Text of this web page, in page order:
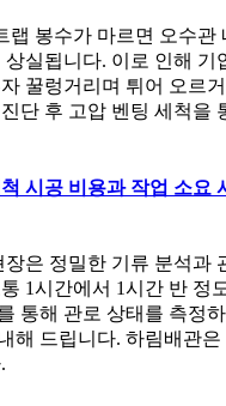
랩 봉수가 마르면 오수관
실됩니다. 이로 인해 기
꿀렁거리며 튀어 오르
단 후 고압 벤팅 세척을
시공 비용과 작업 소요
은 정밀한 기류 분석과
1시간에서 1시간 반 정
통해 관로 상태를 측정
해 드립니다. 하림배관은